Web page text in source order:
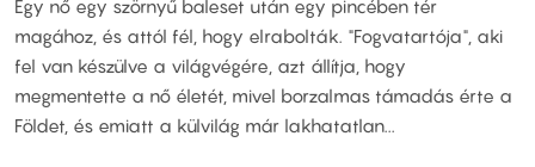
Egy nő egy szörnyű baleset után egy pincében tér
magához, és attól fél, hogy elrabolták. "Fogvatartója", aki
fel van készülve a világvégére, azt állítja, hogy
megmentette a nő életét, mivel borzalmas támadás érte a
Földet, és emiatt a külvilág már lakhatatlan...